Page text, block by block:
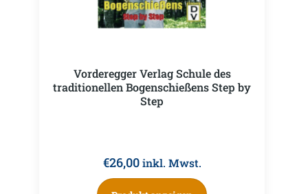
Vorderegger Verlag Schule des
traditionellen Bogenschießens Step by
Step
€26,00 inkl. Mwst.